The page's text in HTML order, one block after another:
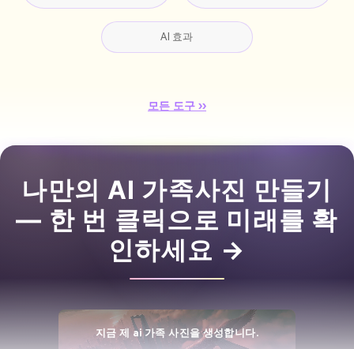
AI 효과
모든 도구 ››
나만의 AI 가족사진 만들기
— 한 번 클릭으로 미래를 확
인하세요 →
지금 제 ai 가족 사진을 생성합니다.